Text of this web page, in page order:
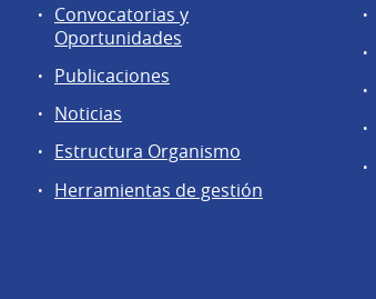
Convocatorias y
Oportunidades
Publicaciones
Noticias
Estructura Organismo
Herramientas de gestión